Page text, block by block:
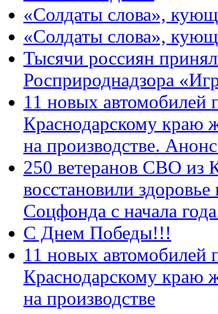
«Солдаты слова»,
«Солдаты слова»,
Тысячи россиян
Росприроднадзора
11 новых автомобилей
Краснодарскому краю
на производстве.
250 ветеранов СВО из
восстановили
Соцфонда с начала
С Днем Победы!!!
11 новых автомобилей
Краснодарскому краю
на производстве